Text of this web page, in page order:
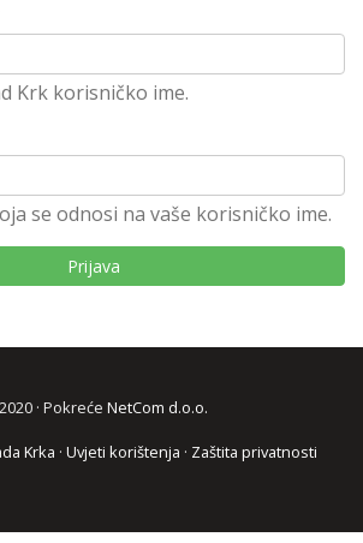
Krk korisničko ime.
se odnosi na vaše korisničko ime.
· Pokreće NetCom d.o.o.
Krka · Uvjeti korištenja · Zaštita privatnosti